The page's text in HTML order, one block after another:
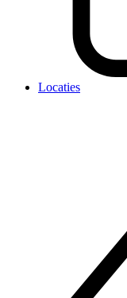
Locaties